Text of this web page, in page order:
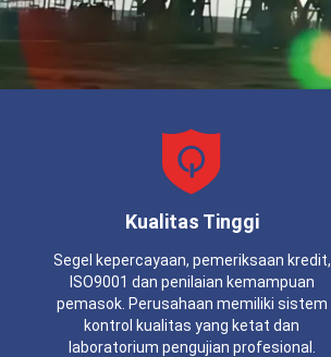
Kualitas Tinggi
Segel kepercayaan, pemeriksaan kredit,
ISO9001 dan penilaian kemampuan
pemasok. Perusahaan memiliki sistem
kontrol kualitas yang ketat dan
laboratorium pengujian profesional.